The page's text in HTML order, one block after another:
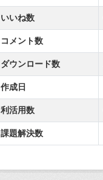
いいね数
コメント数
ダウンロード数
作成日
利活用数
課題解決数